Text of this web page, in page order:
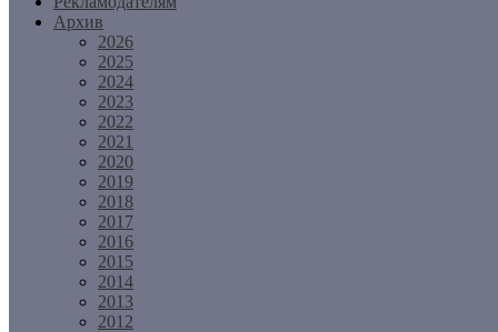
Архив
2026
2025
2024
2023
2022
2021
2020
2019
2018
2017
2016
2015
2014
2013
2012